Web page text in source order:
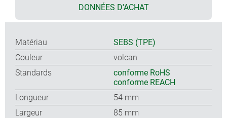
DONNÉES D'ACHAT
Matériau
SEBS (TPE)
Couleur
volcan
Standards
conforme RoHS
conforme REACH
Longueur
54 mm
Largeur
85 mm